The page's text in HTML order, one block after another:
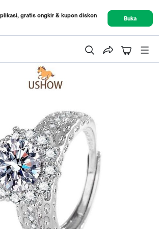
gratis ongkir & kupon diskon
Buka